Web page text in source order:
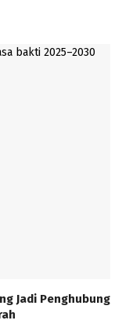
Jadi Penghubung